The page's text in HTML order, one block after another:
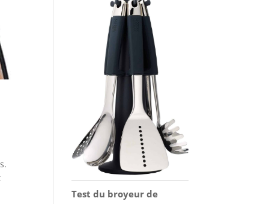
Test du broyeur de